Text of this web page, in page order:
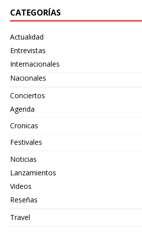
CATEGORÍAS
Actualidad
Entrevistas
Internacionales
Nacionales
Conciertos
Agenda
Cronicas
Festivales
Noticias
Lanzamientos
Videos
Reseñas
Travel